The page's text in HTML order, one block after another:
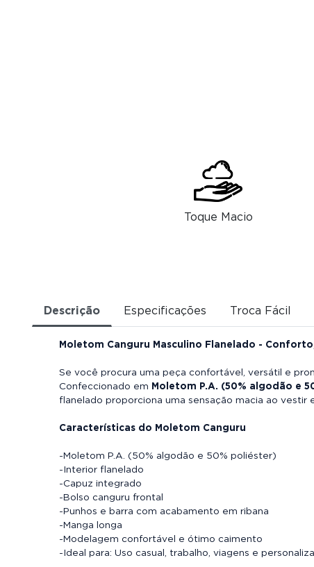
Toque Macio
Descrição Especificações Troca Fácil
Moletom Canguru Masculino Flanelado -
Se você procura uma peça confortável, versátil e
Confeccionado em Moletom P.A. (50% algodão e
flanelado proporciona uma sensação macia ao
Características do Moletom Canguru
-Moletom P.A. (50% algodão e 50% poliéster)
-Interior flanelado
-Capuz integrado
-Bolso canguru frontal
-Punhos e barra com acabamento em ribana
-Manga longa
-Modelagem confortável e ótimo caimento
-Ideal para: Uso casual, trabalho, viagens e